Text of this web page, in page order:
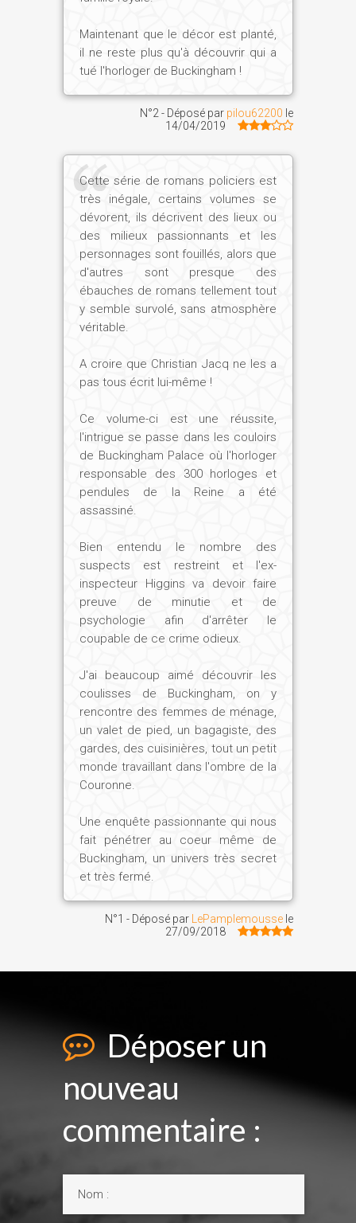
Maintenant que le décor est planté,
il ne reste plus qu'à découvrir qui a
tué l'horloger de Buckingham !
N°2 - Déposé par pilou62200 le
14/04/2019
Cette série de romans policiers est
très inégale, certains volumes se
dévorent, ils décrivent des lieux ou
des milieux passionnants et les
personnages sont fouillés, alors que
d'autres sont presque des
ébauches de romans tellement tout
y semble survolé, sans atmosphère
véritable.
A croire que Christian Jacq ne les a
pas tous écrit lui-même !
Ce volume-ci est une réussite,
l'intrigue se passe dans les couloirs
de Buckingham Palace où l'horloger
responsable des 300 horloges et
pendules de la Reine a été
assassiné.
Bien entendu le nombre des
suspects est restreint et l'ex-
inspecteur Higgins va devoir faire
preuve de minutie et de
psychologie afin d'arrêter le
coupable de ce crime odieux.
J'ai beaucoup aimé découvrir les
coulisses de Buckingham, on y
rencontre des femmes de ménage,
un valet de pied, un bagagiste, des
gardes, des cuisinières, tout un petit
monde travaillant dans l'ombre de la
Couronne.
Une enquête passionnante qui nous
fait pénétrer au coeur même de
Buckingham, un univers très secret
et très fermé.
N°1 - Déposé par LePamplemousse le
27/09/2018
Déposer un
nouveau
commentaire :